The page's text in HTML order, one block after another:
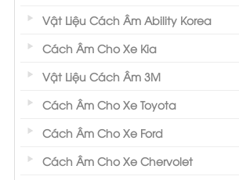
Vật Liệu Cách Âm Ability Korea
Cách Âm Cho Xe Kia
Vật Liệu Cách Âm 3M
Cách Âm Cho Xe Toyota
Cách Âm Cho Xe Ford
Cách Âm Cho Xe Chervolet